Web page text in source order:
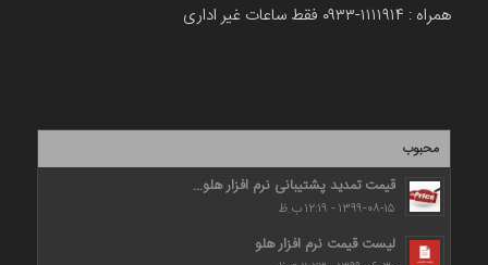
همراه : ۱۱۱۱۹۱۴-۰۹۳۳ فقط ساعات غیر اداری
محبوب
قیمت تمدید پشتیبانی نرم افزار هلو...
۱۳۹۹-۰۸-۱۵ - ۱۲:۱۹ ب.ظ
لیست قیمت نرم افزار هلو